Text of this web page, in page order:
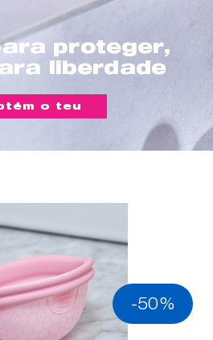
proteger,
liberdade
o teu
-50%